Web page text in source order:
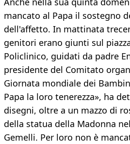
mancato al Papa il sostegno
dell'affetto. In mattinata
genitori erano giunti sul
Policlinico, guidati da padre
presidente del Comitato
Giornata mondiale dei
Papa la loro tenerezza», ha
disegni, oltre a un mazzo di
della statua della Madonna
Gemelli. Per loro non è